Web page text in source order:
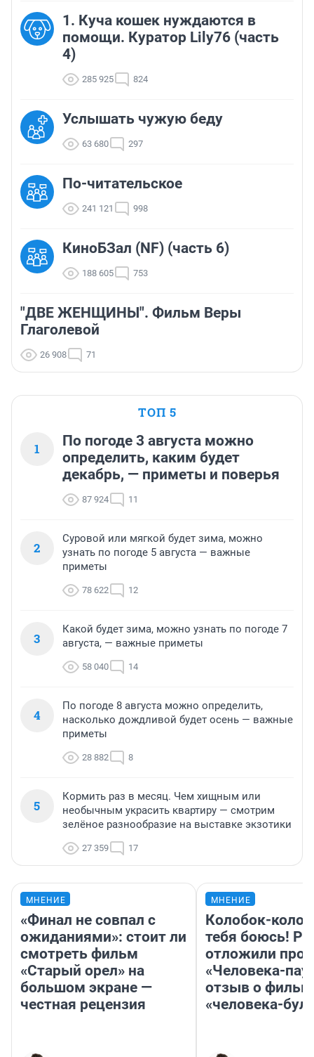
1. Куча кошек нуждаются в
помощи. Куратор Lily76 (часть
4)
285 925 824
Услышать чужую беду
63 680 297
По-читательское
241 121 998
КиноБЗал (NF) (часть 6)
188 605 753
"ДВЕ ЖЕНЩИНЫ". Фильм Веры
Глаголевой
26 908 71
ТОП 5
1
По погоде 3 августа можно
определить, каким будет
декабрь, — приметы и поверья
87 924 11
2
Суровой или мягкой будет зима, можно
узнать по погоде 5 августа — важные
приметы
78 622 12
3
Какой будет зима, можно узнать по погоде 7
августа, — важные приметы
58 040 14
4
По погоде 8 августа можно определить,
насколько дождливой будет осень — важные
приметы
28 882 8
5
Кормить раз в месяц. Чем хищным или
необычным украсить квартиру — смотрим
зелёное разнообразие на выставке экзотики
27 359 17
МНЕНИЕ
«Финал не совпал с
ожиданиями»: стоит ли
смотреть фильм
«Старый орел» на
большом экране —
честная рецензия
МНЕНИЕ
Колобок-
тебя боюсь!
отложили
«Человека-
отзыв о
«человека-